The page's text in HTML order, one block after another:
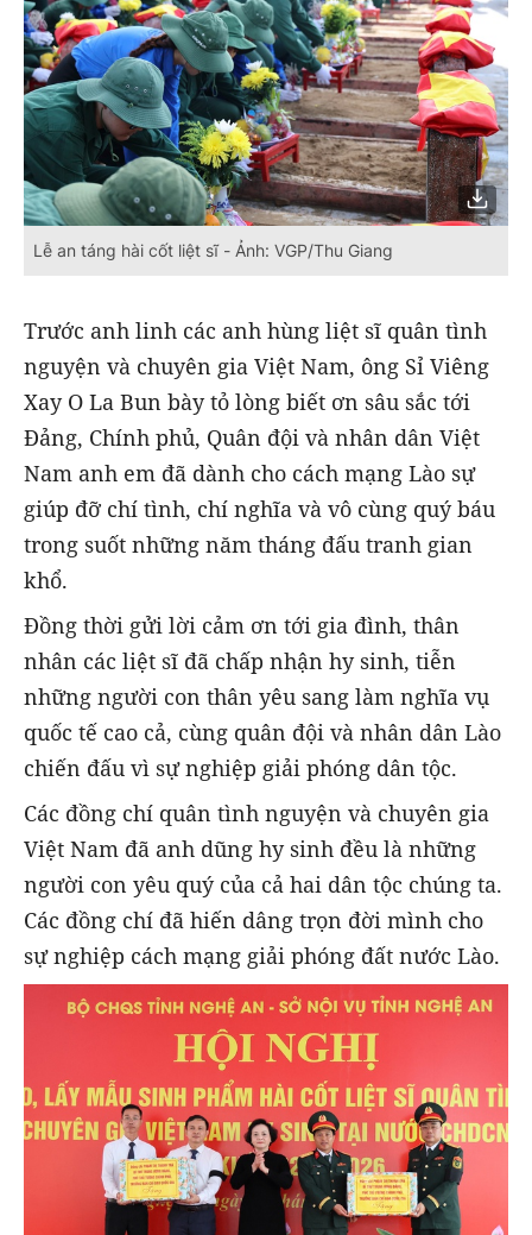
Lễ an táng hài cốt liệt sĩ - Ảnh: VGP/Thu Giang
Trước anh linh các anh hùng liệt sĩ quân tình
nguyện và chuyên gia Việt Nam, ông Sỉ Viêng
Xay O La Bun bày tỏ lòng biết ơn sâu sắc tới
Đảng, Chính phủ, Quân đội và nhân dân Việt
Nam anh em đã dành cho cách mạng Lào sự
giúp đỡ chí tình, chí nghĩa và vô cùng quý báu
trong suốt những năm tháng đấu tranh gian
khổ.
Đồng thời gửi lời cảm ơn tới gia đình, thân
nhân các liệt sĩ đã chấp nhận hy sinh, tiễn
những người con thân yêu sang làm nghĩa vụ
quốc tế cao cả, cùng quân đội và nhân dân Lào
chiến đấu vì sự nghiệp giải phóng dân tộc.
Các đồng chí quân tình nguyện và chuyên gia
Việt Nam đã anh dũng hy sinh đều là những
người con yêu quý của cả hai dân tộc chúng ta.
Các đồng chí đã hiến dâng trọn đời mình cho
sự nghiệp cách mạng giải phóng đất nước Lào.